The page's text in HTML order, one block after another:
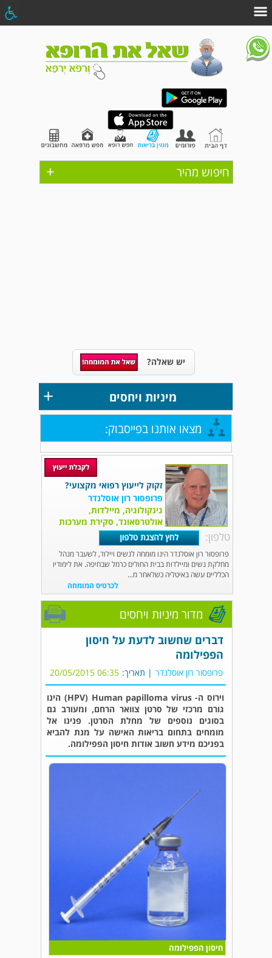
+ חיפוש מהיר
יש שאלה?
מיניות ויחסים +
מצאו אותנו בפייסבוק:
זקוק לייעוץ רפואי מקצועי?
פרופסור רון אוסלנדר
גינקולוגיה, מיילדות,
אולטרסאונד, סקירת מערכות
טלפון:
פרופסור רון אוסלנדר הינו מומחה לנשים ויילוד, לשעבר מנהל
מחלקת נשים ומיילדות בבית החולים כרמל שבחיפה. את לימודיו
הכלליים עשה באיטליה כשלאחר מ...
לכרטיס המומחה
מדור מיניות ויחסים
דברים שחשוב לדעת על חיסון
הפפילומה
פרופסור רון אוסלנדר | תאריך: 06:35 20/05/2015
וירוס ה- HPV) Human papilloma virus) הינו
גורם מרכזי של סרטן צוואר הרחם, ומעורב גם
בסוגים נוספים של מחלת הסרטן. פנינו אל
מומחים בתחום בריאות האישה על מנת להביא
בפניכם מידע חשוב אודות חיסון הפפילומה.
חיסון הפפילומה